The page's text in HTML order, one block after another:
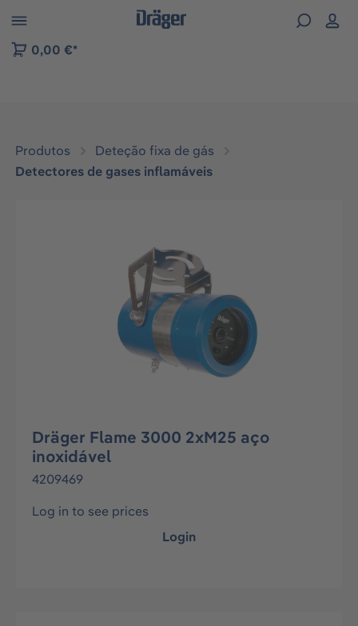
to B2B platform navigation
0,00 €*
Produtos
Deteção fixa de gás
Detectores de gases inflamáveis
Dräger Flame 3000 2xM25 aço
inoxidável
4209469
Log in to see prices
Login